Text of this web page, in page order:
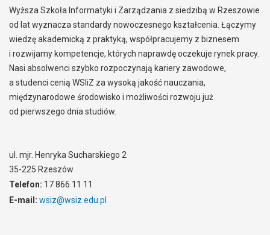
Wyższa Szkoła Informatyki i Zarządzania z siedzibą w Rzeszowie
od lat wyznacza standardy nowoczesnego kształcenia. Łączymy
wiedzę akademicką z praktyką, współpracujemy z biznesem
i rozwijamy kompetencje, których naprawdę oczekuje rynek pracy.
Nasi absolwenci szybko rozpoczynają kariery zawodowe,
a studenci cenią WSIiZ za wysoką jakość nauczania,
międzynarodowe środowisko i możliwości rozwoju już
od pierwszego dnia studiów.
ul. mjr. Henryka Sucharskiego 2
35-225 Rzeszów
Telefon: 17 866 11 11
E-mail: wsiz@wsiz.edu.pl